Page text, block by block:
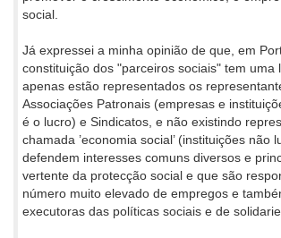
social.
Já expressei a minha opinião de que, em
constituição dos "parceiros sociais" tem uma
apenas estão representados os
Associações Patronais (empresas e
é o lucro) e Sindicatos, e não existindo
chamada ’economia social’ (instituições não
defendem interesses comuns diversos e
vertente da protecção social e que são
número muito elevado de empregos e
executoras das políticas sociais e de